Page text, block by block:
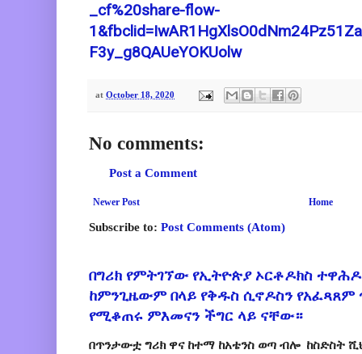
_cf%20share-flow-
F3y_g8QAUeYOKUolw
at October 18, 2020
No comments:
Post a Comment
Newer Post Home
Subscribe to: Post Comments (Atom)
በግሪክ የምትገኘው የኢትዮጵያ ኦርቶዶክስ
ከምንጊዜውም በላይ የቅዱስ ሲኖዶስን የአፈጻጸም
የሚቆጠሩ ምእመናን ችግር ላይ ናቸው።
በጥንታውቷ ግሪክ ዋና ከተማ ከአቴንስ ወጣ ብሎ ከስድስት